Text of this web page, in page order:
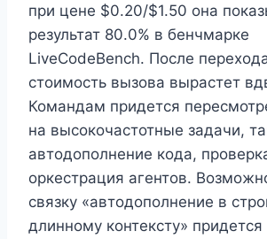
при цене $0.20/$1.50 она
результат 80.0% в бенчмарке
LiveCodeBench. После
стоимость вызова вырастет
Командам придется
на высокочастотные задачи,
автодополнение кода,
оркестрация агентов.
связку «автодополнение в
длинному контексту» придется